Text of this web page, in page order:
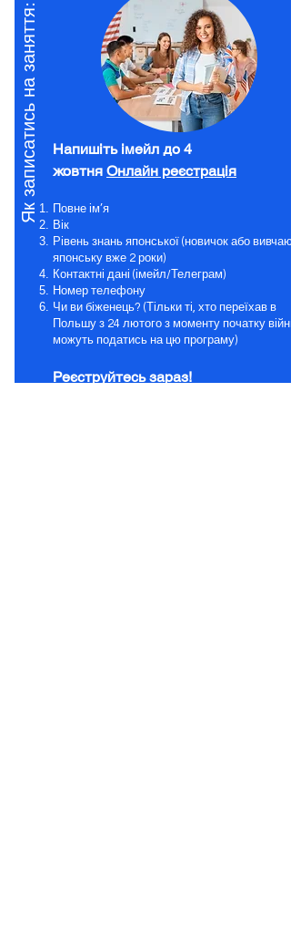
Як записатись на заняття:
Напишіть імейл до 4
жовтня Онлайн реєстрація
Повне ім’я
Вік
Рівень знань японської (новичок або вивчаю
японську вже 2 роки)
Контактні дані (імейл/Телеграм)
Номер телефону
Чи ви біженець? (Тільки ті, хто переїхав в
Польшу з 24 лютого з моменту початку війни
можуть податись на цю програму)
Реєструйтесь зараз!